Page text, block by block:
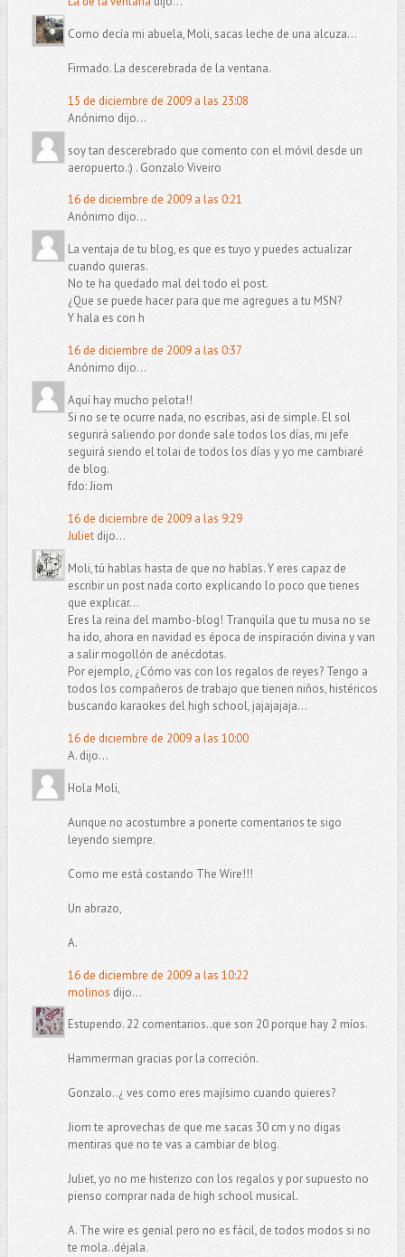
Como decía mi abuela, Moli, sacas leche de una alcuza...
Firmado. La descerebrada de la ventana.
15 de diciembre de 2009 a las 23:08
Anónimo dijo...
soy tan descerebrado que comento con el móvil desde un
aeropuerto.:) . Gonzalo Viveiro
16 de diciembre de 2009 a las 0:21
Anónimo dijo...
La ventaja de tu blog, es que es tuyo y puedes actualizar
cuando quieras.
No te ha quedado mal del todo el post.
¿Que se puede hacer para que me agregues a tu MSN?
Y hala es con h
16 de diciembre de 2009 a las 0:37
Anónimo dijo...
Aquí hay mucho pelota!!
Si no se te ocurre nada, no escribas, asi de simple. El sol
segurirá saliendo por donde sale todos los días, mi jefe
seguirá siendo el tolai de todos los días y yo me cambiaré
de blog.
fdo: Jiom
16 de diciembre de 2009 a las 9:29
Julietdijo...
Moli, tú hablas hasta de que no hablas. Y eres capaz de
escribir un post nada corto explicando lo poco que tienes
que explicar…
Eres la reina del mambo-blog! Tranquila que tu musa no se
ha ido, ahora en navidad es época de inspiración divina y van
a salir mogollón de anécdotas.
Por ejemplo, ¿Cómo vas con los regalos de reyes? Tengo a
todos los compañeros de trabajo que tienen niños, histéricos
buscando karaokes del high school, jajajajaja…
16 de diciembre de 2009 a las 10:00
A. dijo...
Hola Moli,
Aunque no acostumbre a ponerte comentarios te sigo
leyendo siempre.
Como me está costando The Wire!!!
Un abrazo,
A.
16 de diciembre de 2009 a las 10:22
molinos dijo...
Estupendo. 22 comentarios..que son 20 porque hay 2 míos.
Hammerman gracias por la correción.
Gonzalo..¿ ves como eres majísimo cuando quieres?
Jiom te aprovechas de que me sacas 30 cm y no digas
mentiras que no te vas a cambiar de blog.
Juliet, yo no me histerizo con los regalos y por supuesto no
pienso comprar nada de high school musical.
A. The wire es genial pero no es fácil, de todos modos si no
te mola..déjala.